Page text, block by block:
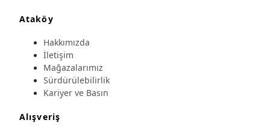
Ataköy
Hakkımızda
İletişim
Mağazalarımız
Sürdürülebilirlik
Kariyer ve Basın
Alışveriş